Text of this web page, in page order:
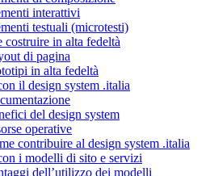
interattivi
testuali (microtesti)
costruire in alta fedeltà
di pagina
in alta fedeltà
il design system .italia
del design system
operative
contribuire al design system .italia
i modelli di sito e servizi
dell’utilizzo dei modelli